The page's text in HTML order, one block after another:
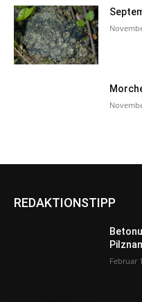
REDAKTIONSTIPP
Februar